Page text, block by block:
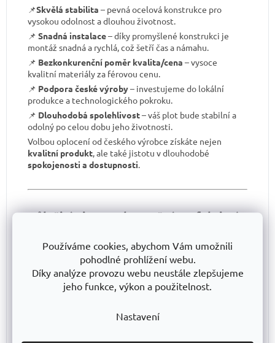
Používáme cookies, abychom Vám umožnili
pohodlné prohlížení webu.
Díky analýze provozu webu neustále zlepšujeme
jeho funkce, výkon a použitelnost.
Nastavení
📌Skvělá stabilita – pevná ocelová konstrukce pro
vysokou odolnost a dlouhou životnost.
📌 Snadná instalace– díky promyšlené konstrukci je
montáž snadná a rychlá, což šetří čas a námahu.
📌 Bezkonkurenční poměr kvalita/cena – vysoce
kvalitní materiály za férovou cenu.
📌 Podpora české výroby– investujeme do lokální
produkce a technologického pokroku.
📌 Dlouhodobá spolehlivost– váš plot bude stabilní a
odolný po celou dobu jeho životnosti.
Volbou oplocení od českého výrobce získáte nejen
kvalitní produkt, ale také jistotu v dlouhodobé
spokojenosti a dostupnosti.
Důležité tipy pro bezpečné a efektivní
Zabezpečení ukotvení– pro maximální stabilitu a
bezpečnost oplocení je klíčové zajistit správné ukotvení
konstrukce na pevný a stabilní povrch. Pevné ukotvení je
základ dlouhé životnosti a odolnosti celého systému.
dodržet optimální vzdálenost mezi sloupky pro zajištění